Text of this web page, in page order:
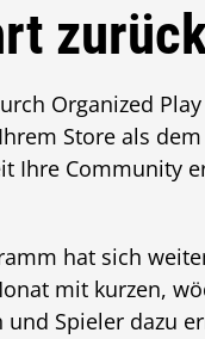
Organized
Store als
Ihre Community
hat sich
mit kurzen,
und Spieler dazu